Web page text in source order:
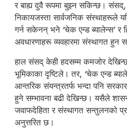
र बाह्य दुवै रूपमा बुझ्न सकिन्छ।
निकायजस्ता सार्वजनिक संस्थाहरूले
गर्न सकेनन् भने ‘चेक एन्ड ब्यालेन्स’ र
अवधारणाहरू व्यवहारमा संस्थागत हुन
हाल संसद् केही हदसम्म कमजोर देखिन्छ,
भूमिकाका दृष्टिले। तर, ‘चेक एन्ड
आन्तरिक संयन्त्रतर्फ भन्दा पनि
हुने सम्भावना बढी देखिन्छ। यसैले
जवाफदेहिता र संस्थागत सन्तुलनको
अनुत्तरित छ।